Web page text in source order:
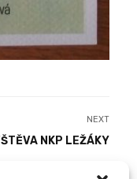
NEXT
NKP LEŽÁKY